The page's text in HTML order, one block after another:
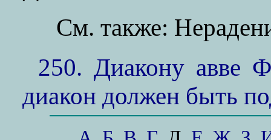
См. также:
250. Диакону авве
диакон должен быть